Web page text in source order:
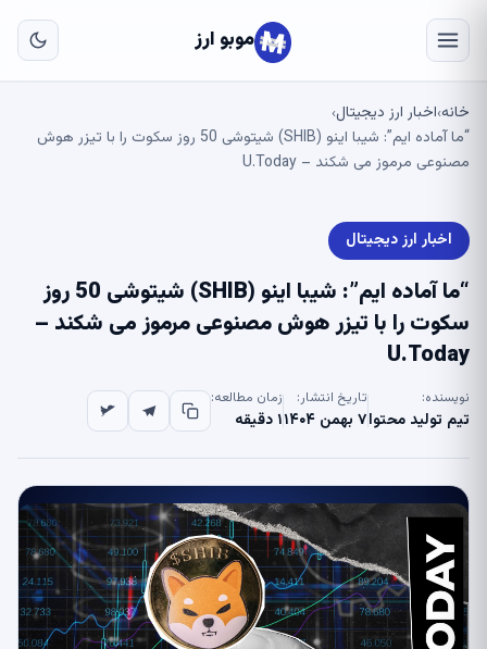
موبو ارز
خانه›اخبار ارز دیجیتال›
“ما آماده ایم”: شیبا اینو (SHIB) شیتوشی 50 روز سکوت را با تیزر هوش
مصنوعی مرموز می شکند – U.Today
اخبار ارز دیجیتال
“ما آماده ایم”: شیبا اینو (SHIB) شیتوشی 50 روز
سکوت را با تیزر هوش مصنوعی مرموز می شکند –
U.Today
نویسنده:
تیم تولید محتوا
تاریخ انتشار:
۷ بهمن ۱۴۰۴
زمان مطالعه:
۱ دقیقه